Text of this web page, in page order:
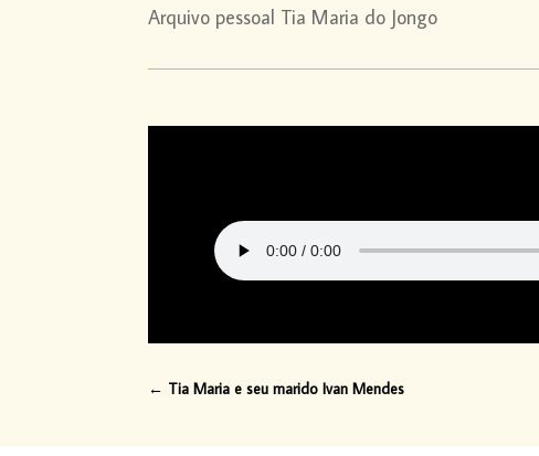
Arquivo pessoal Tia Maria do Jongo
← Tia Maria e seu marido Ivan Mendes